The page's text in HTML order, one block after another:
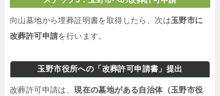
向山墓地から埋葬証明書を取得したら、次は玉野市に
改葬許可申請を行います。
玉野市役所への「改葬許可申請書」提出
改葬許可申請は、現在の墓地がある自治体（玉野市役